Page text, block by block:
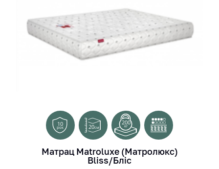
10
рок 20см
200
кг
Матрац Matroluxe (Матролюкс)
Bliss/Бліс